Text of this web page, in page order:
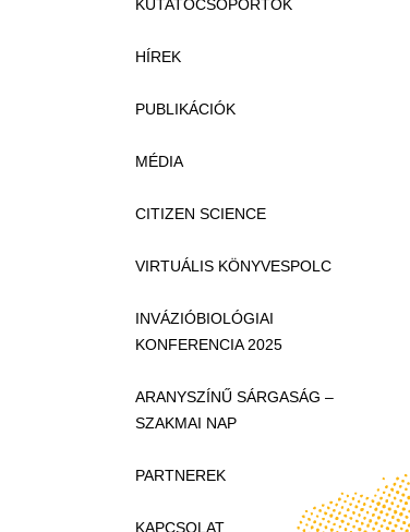
KUTATÓCSOPORTOK
HÍREK
PUBLIKÁCIÓK
MÉDIA
CITIZEN SCIENCE
VIRTUÁLIS KÖNYVESPOLC
INVÁZIÓBIOLÓGIAI
KONFERENCIA 2025
ARANYSZÍNŰ SÁRGASÁG –
SZAKMAI NAP
PARTNEREK
KAPCSOLAT